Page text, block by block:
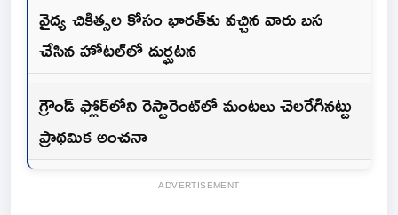
వైద్య చికిత్సల కోసం భారత్‌కు వచ్చిన వారు బస
చేసిన హోటల్‌లో దుర్ఘటన
గ్రౌండ్ ఫ్లోర్‌లోని రెస్టారెంట్‌లో మంటలు చెలరేగినట్టు
ప్రాథమిక అంచనా
ADVERTISEMENT